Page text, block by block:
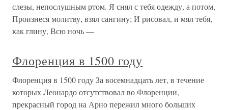
слезы, непослушным ртом. Я снял с тебя одежду, а потом,
Произнеся молитву, взял сангину; И рисовал, и мял тебя,
как глину, Всю ночь —
Флоренция в 1500 году
Флоренция в 1500 году За восемнадцать лет, в течение
которых Леонардо отсутствовал во Флоренции,
прекрасный город на Арно пережил много больших